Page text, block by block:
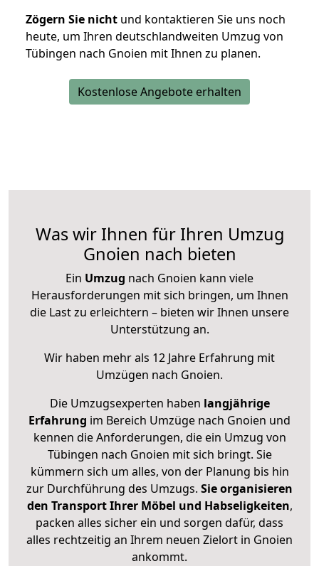
Zögern Sie nicht und kontaktieren Sie uns noch
heute, um Ihren deutschlandweiten Umzug von
Tübingen nach Gnoien mit Ihnen zu planen.
Kostenlose Angebote erhalten
Was wir Ihnen für Ihren Umzug
Gnoien nach bieten
Ein Umzug nach Gnoien kann viele
Herausforderungen mit sich bringen, um Ihnen
die Last zu erleichtern – bieten wir Ihnen unsere
Unterstützung an.
Wir haben mehr als 12 Jahre Erfahrung mit
Umzügen nach Gnoien.
Die Umzugsexperten haben langjährige
Erfahrung im Bereich Umzüge nach Gnoien und
kennen die Anforderungen, die ein Umzug von
Tübingen nach Gnoien mit sich bringt. Sie
kümmern sich um alles, von der Planung bis hin
zur Durchführung des Umzugs. Sie organisieren
den Transport Ihrer Möbel und Habseligkeiten,
packen alles sicher ein und sorgen dafür, dass
alles rechtzeitig an Ihrem neuen Zielort in Gnoien
ankommt.